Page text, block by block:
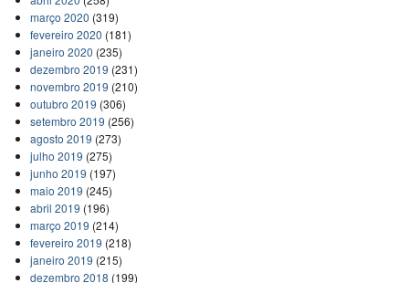
março 2020 (319)
fevereiro 2020 (181)
janeiro 2020 (235)
dezembro 2019 (231)
novembro 2019 (210)
outubro 2019 (306)
setembro 2019 (256)
agosto 2019 (273)
julho 2019 (275)
junho 2019 (197)
maio 2019 (245)
abril 2019 (196)
março 2019 (214)
fevereiro 2019 (218)
janeiro 2019 (215)
dezembro 2018 (199)